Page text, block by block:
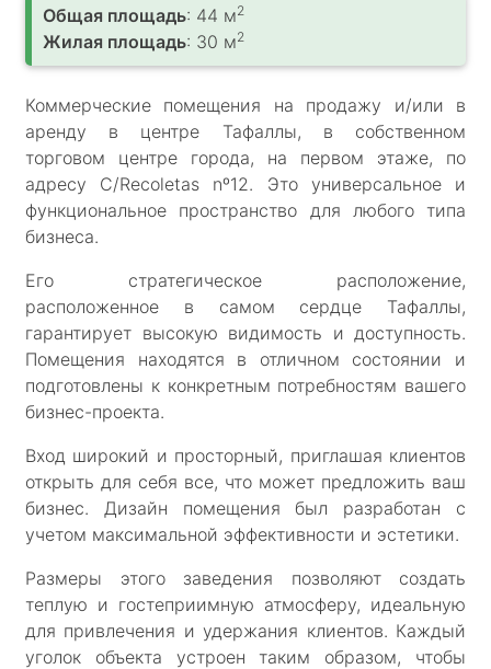
Общая площадь: 44 м2
Жилая площадь: 30 м2
Коммерческие помещения на продажу и/или в
аренду в центре Тафаллы, в собственном
торговом центре города, на первом этаже, по
адресу C/Recoletas nº12. Это универсальное и
функциональное пространство для любого типа
бизнеса.
Его стратегическое расположение,
расположенное в самом сердце Тафаллы,
гарантирует высокую видимость и доступность.
Помещения находятся в отличном состоянии и
подготовлены к конкретным потребностям вашего
бизнес-проекта.
Вход широкий и просторный, приглашая клиентов
открыть для себя все, что может предложить ваш
бизнес. Дизайн помещения был разработан с
учетом максимальной эффективности и эстетики.
Размеры этого заведения позволяют создать
теплую и гостеприимную атмосферу, идеальную
для привлечения и удержания клиентов. Каждый
уголок объекта устроен таким образом, чтобы